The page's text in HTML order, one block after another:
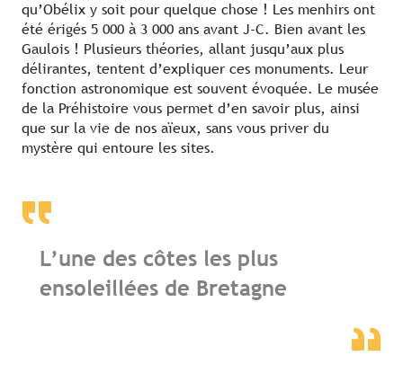
qu’Obélix y soit pour quelque chose ! Les menhirs ont
été érigés 5 000 à 3 000 ans avant J-C. Bien avant les
Gaulois ! Plusieurs théories, allant jusqu’aux plus
délirantes, tentent d’expliquer ces monuments. Leur
fonction astronomique est souvent évoquée. Le musée
de la Préhistoire vous permet d’en savoir plus, ainsi
que sur la vie de nos aïeux, sans vous priver du
mystère qui entoure les sites.
L’une des côtes les plus
ensoleillées de Bretagne